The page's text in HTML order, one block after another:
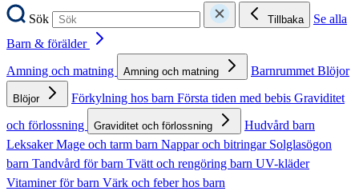
Sök
Tillbaka
Se alla
Barn & förälder
Amning och matning
Amning och matning BarnrummetBlöjor
Blöjor Förkylning hos barn Första tiden med bebis Graviditet
och förlossning
Graviditet och förlossning
Hudvård barn
LeksakerMage och tarm barn Nappar och bitringar Solglasögon
barn Tandvård för barn Tvätt och rengöring barn UV-kläder
Vitaminer för barn Värk och feber hos barn